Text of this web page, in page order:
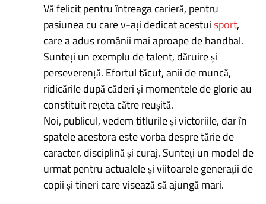
Vă felicit pentru întreaga carieră, pentru
pasiunea cu care v-ați dedicat acestuisport,
care a adus românii mai aproape de handbal.
Sunteți un exemplu de talent, dăruire și
perseverență. Efortul tăcut, anii de muncă,
ridicările după căderi și momentele de glorie au
constituit rețeta către reușită.
Noi, publicul, vedem titlurile și victoriile, dar în
spatele acestora este vorba despre tărie de
caracter, disciplină și curaj. Sunteți un model de
urmat pentru actualele și viitoarele generații de
copii și tineri care visează să ajungă mari.